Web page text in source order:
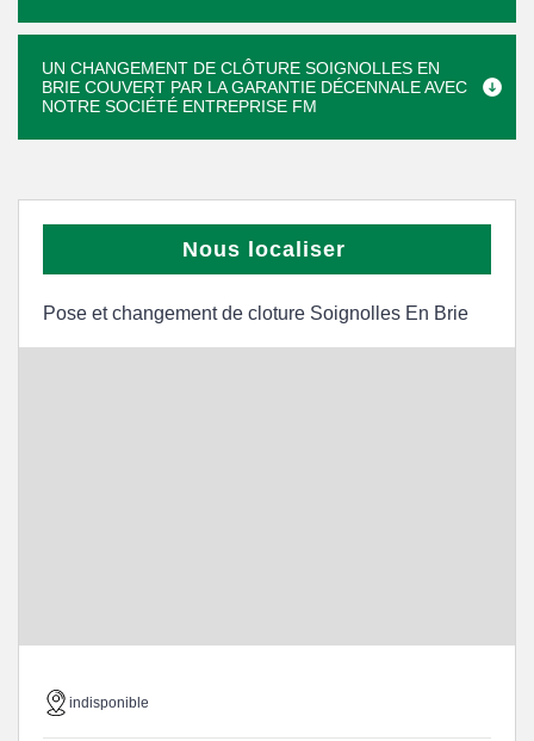
UN CHANGEMENT DE CLÔTURE SOIGNOLLES EN
BRIE COUVERT PAR LA GARANTIE DÉCENNALE AVEC
NOTRE SOCIÉTÉ ENTREPRISE FM
Nous localiser
Pose et changement de cloture Soignolles En Brie
indisponible